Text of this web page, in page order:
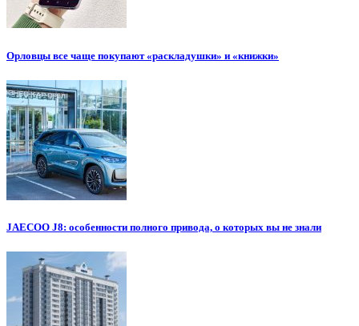
Орловцы все чаще покупают «раскладушки» и «книжки»
JAECOO J8: особенности полного привода, о которых вы не знали